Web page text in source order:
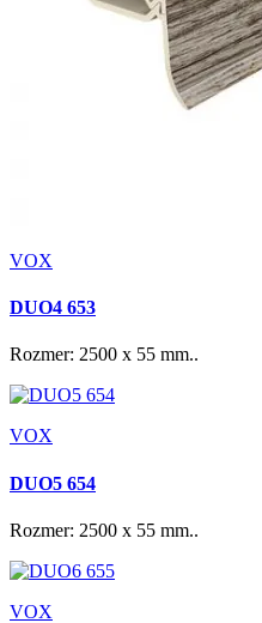
VOX
DUO4 653
Rozmer: 2500 x 55 mm..
VOX
DUO5 654
Rozmer: 2500 x 55 mm..
VOX